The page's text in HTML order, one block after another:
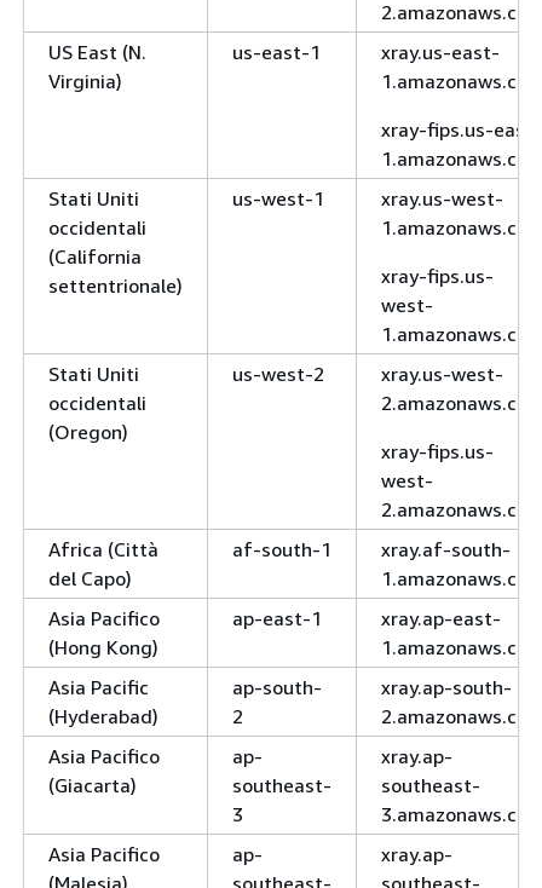
US East (N.
Virginia)
us-east-1
xray.us-east-
xray-fips.us-east-
Stati Uniti
occidentali
(California
settentrionale)
us-west-1
xray.us-west-
xray-fips.us-
west-
Stati Uniti
occidentali
(Oregon)
us-west-2
xray.us-west-
xray-fips.us-
west-
Africa (Città
del Capo)
af-south-1
xray.af-south-
Asia Pacifico
(Hong Kong)
ap-east-1
xray.ap-east-
Asia Pacific
(Hyderabad)
ap-south-
2
xray.ap-south-
Asia Pacifico
(Giacarta)
ap-
southeast-
3
xray.ap-
southeast-
Asia Pacifico
(Malesia)
ap-
southeast-
xray.ap-
southeast-